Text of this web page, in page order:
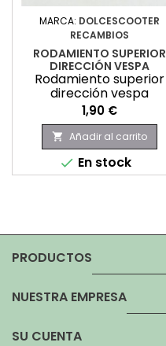
MARCA: DOLCESCOOTER
RECAMBIOS
RODAMIENTO SUPERIOR
DIRECCIÓN VESPA
Rodamiento superior
dirección vespa
Precio
1,90 €
 Añadir al carrito
 En stock
PRODUCTOS
NUESTRA EMPRESA
SU CUENTA